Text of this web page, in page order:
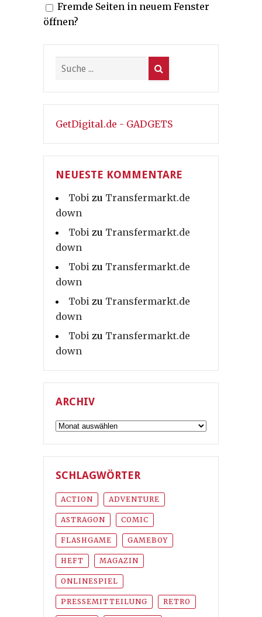
Fremde Seiten in neuem Fenster
öffnen?
GetDigital.de - GADGETS
NEUESTE KOMMENTARE
Tobi zu Transfermarkt.de
down
Tobi zu Transfermarkt.de
down
Tobi zu Transfermarkt.de
down
Tobi zu Transfermarkt.de
down
Tobi zu Transfermarkt.de
down
ARCHIV
Archiv
SCHLAGWÖRTER
ACTION ADVENTURE
ASTRAGON COMIC
FLASHGAME GAMEBOY
HEFT MAGAZIN
ONLINESPIEL
PRESSEMITTEILUNG RETRO